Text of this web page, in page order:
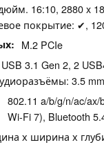
16:10, 2880 x
покрытие: ✔,
M.2 PCIe
3.1 Gen 2, 2
3.5
802.11 a/​b/​g/​n/​ac/​
Wi-Fi 7), Bluetooth
х ширина х